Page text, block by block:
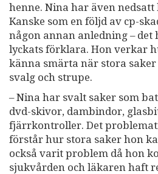
henne. Nina har även nedsatt
Kanske som en följd av cp-
någon annan anledning – det
lyckats förklara. Hon verkar
känna smärta när stora
svalg och strupe.
– Nina har svalt saker som
dvd-skivor, dambindor,
fjärrkontroller. Det
förstår hur stora saker hon
också varit problem då hon
sjukvården och läkaren haft